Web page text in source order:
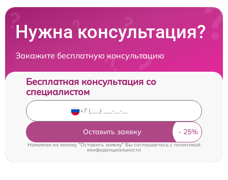
Нужна консультация?
Закажите бесплатную консультацию
Бесплатная консультация со
специалистом
Оставить заявку
Нажимая на кнопку "Оставить заявку" Вы соглашаетесь cполитикой
конфиденциальности